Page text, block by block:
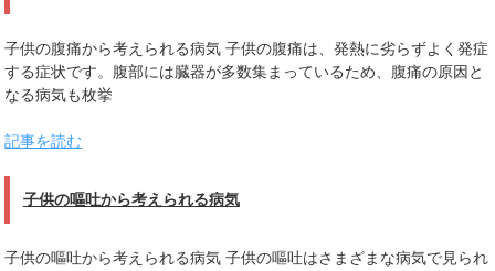
子供の腹痛から考えられる病気 子供の腹痛は、発熱に劣らずよく発症
する症状です。腹部には臓器が多数集まっているため、腹痛の原因と
なる病気も枚挙
記事を読む
子供の嘔吐から考えられる病気
子供の嘔吐から考えられる病気 子供の嘔吐はさまざまな病気で見られ